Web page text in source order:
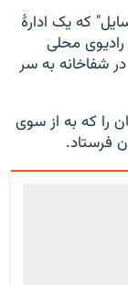
که یک ادارۀ
محلی
شفاخانه به سر
پناهجوی افغان را که به از سوی
فرستاد.